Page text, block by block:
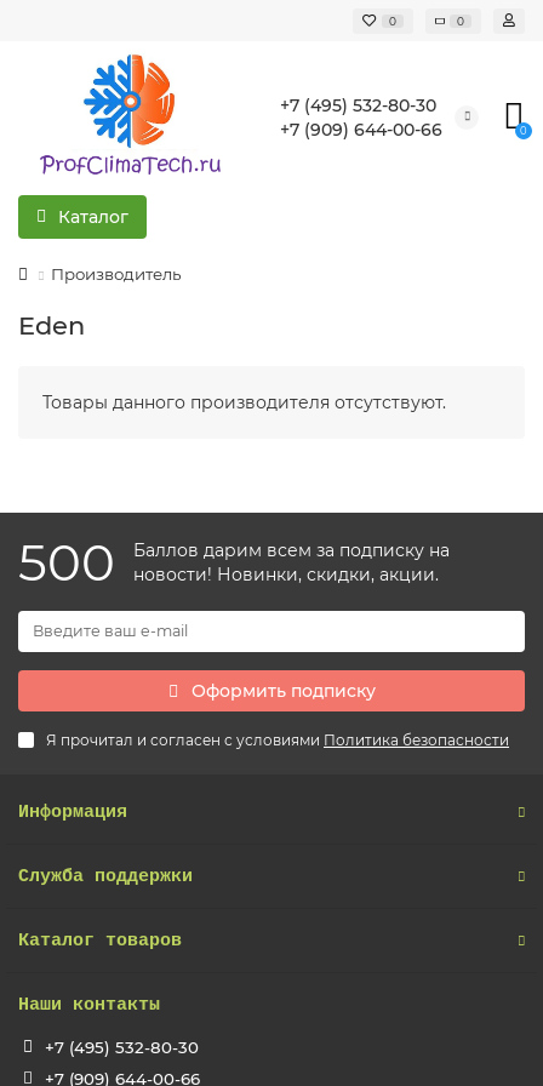
0 0
+7 (495) 532-80-30
+7 (909) 644-00-66
0
Каталог
Производитель
Eden
Товары данного производителя отсутствуют.
500
Баллов дарим всем за подписку на
новости! Новинки, скидки, акции.
Оформить подписку
Я прочитал и согласен с условиями Политика безопасности
Информация
Служба поддержки
Каталог товаров
Наши контакты
+7 (495) 532-80-30
+7 (909) 644-00-66